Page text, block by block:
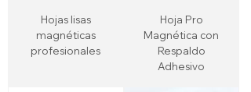
Hojas lisas
magnéticas
profesionales
Hoja Pro
Magnética con
Respaldo
Adhesivo